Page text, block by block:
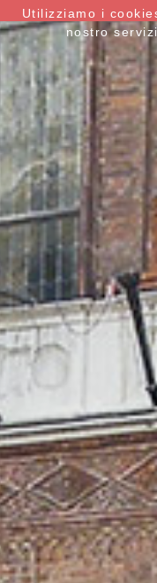
Utilizziamo i
nostro